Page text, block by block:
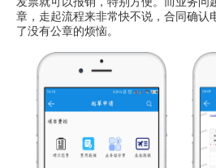
章，走起流程来非常快不说，合同确认
了没有公章的烦恼。